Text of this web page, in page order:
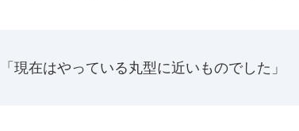
「現在はやっている丸型に近いものでした」